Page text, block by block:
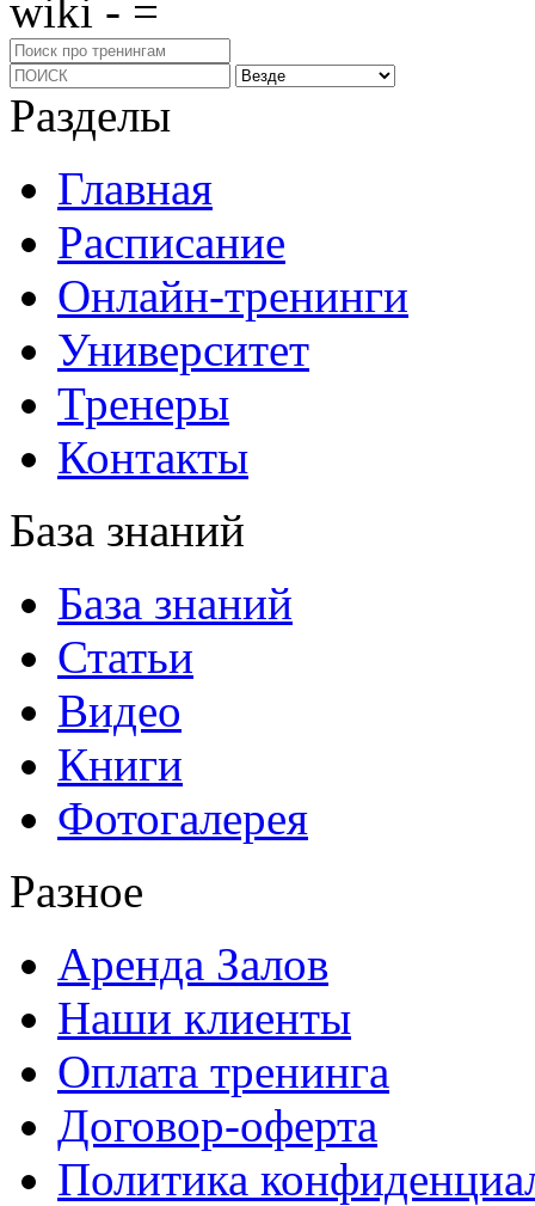
wiki - =
Разделы
Главная
Расписание
Онлайн-тренинги
Университет
Тренеры
Контакты
База знаний
База знаний
Статьи
Видео
Книги
Фотогалерея
Разное
Аренда Залов
Наши клиенты
Оплата тренинга
Договор-оферта
Политика